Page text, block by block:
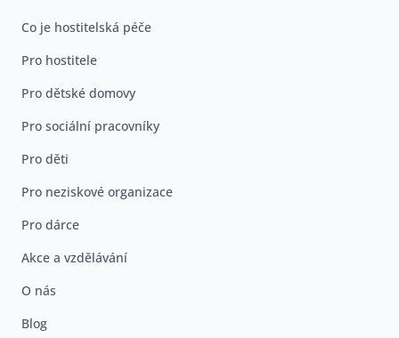
Co je hostitelská péče
Pro hostitele
Pro dětské domovy
Pro sociální pracovníky
Pro děti
Pro neziskové organizace
Pro dárce
Akce a vzdělávání
O nás
Blog